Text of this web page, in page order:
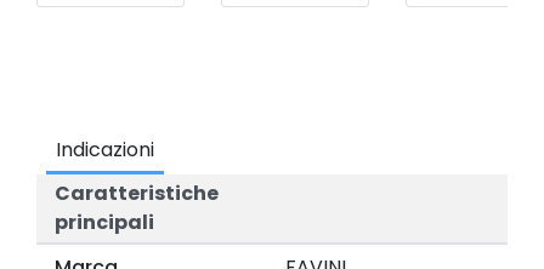
Indicazioni
Caratteristiche
principali